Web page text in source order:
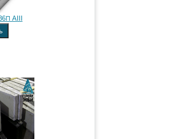
AIII